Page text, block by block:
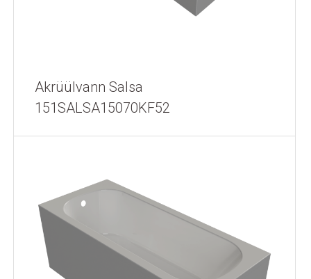
Akrüülvann Salsa
151SALSA15070KF52